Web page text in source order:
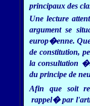
principaux des
Une lecture
argument se
europ�enne.
de constitution,
la consultation
du principe de
Afin que soit
rappel� par